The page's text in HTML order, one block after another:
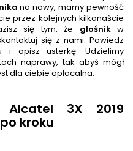
a na nowy, mamy pewność
przez kolejnych kilkanaście
się tym, że głośnikw
się z nami. Powiedz
i opisz usterkę. Udzielimy
naprawy, tak abyś mógł
dla ciebie opłacalna.
Alcatel 3X 2019
kroku